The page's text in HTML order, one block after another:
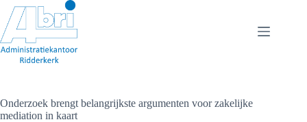
naar
de
inhoud
Onderzoek brengt belangrijkste argumenten voor zakelijke
mediation in kaart